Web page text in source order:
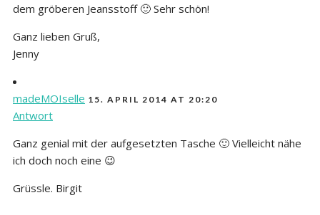
dem gröberen Jeansstoff 🙂 Sehr schön!
Ganz lieben Gruß,
Jenny
madeMOIselle 15. APRIL 2014 AT 20:20
Antwort
Ganz genial mit der aufgesetzten Tasche 🙂 Vielleicht nähe
ich doch noch eine 😉
Grüssle. Birgit